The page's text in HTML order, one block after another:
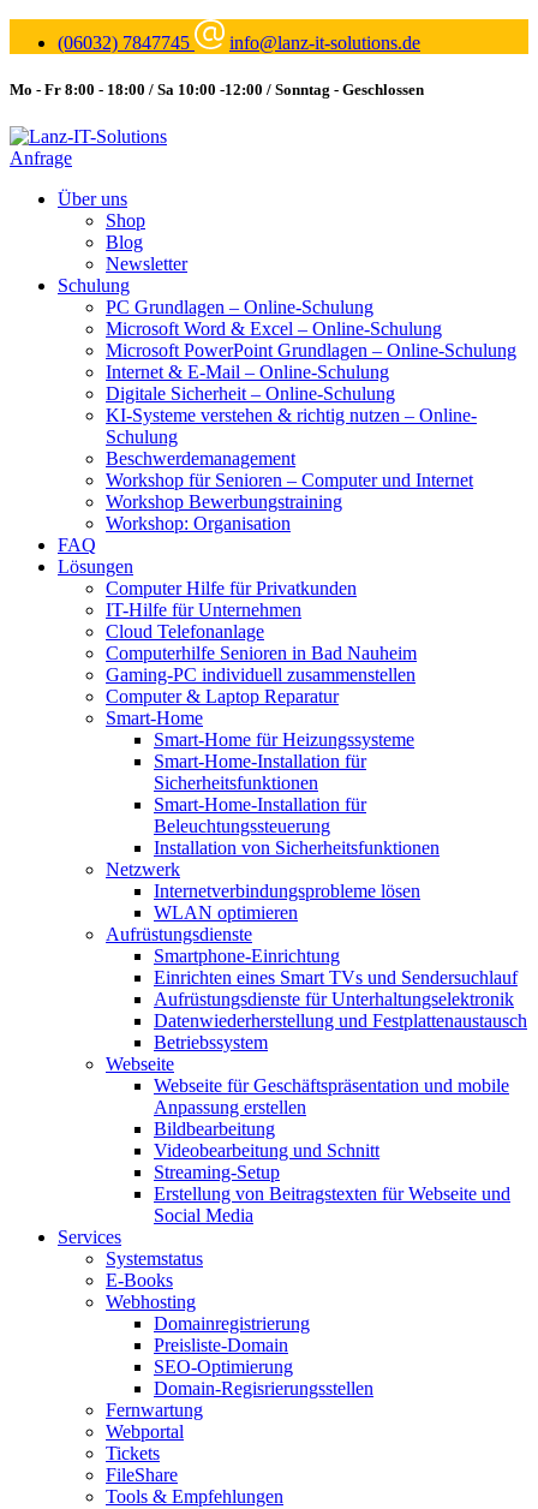
(06032) 7847745 info@lanz-it-solutions.de
Mo - Fr 8:00 - 18:00 / Sa 10:00 -12:00 / Sonntag - Geschlossen
Anfrage
Über uns
Shop
Blog
Newsletter
Schulung
PC Grundlagen – Online-Schulung
Microsoft Word & Excel – Online-Schulung
Microsoft PowerPoint Grundlagen – Online-Schulung
Internet & E-Mail – Online-Schulung
Digitale Sicherheit – Online-Schulung
KI-Systeme verstehen & richtig nutzen – Online-
Schulung
Beschwerdemanagement
Workshop für Senioren – Computer und Internet
Workshop Bewerbungstraining
Workshop: Organisation
FAQ
Lösungen
Computer Hilfe für Privatkunden
IT-Hilfe für Unternehmen
Cloud Telefonanlage
Computerhilfe Senioren in Bad Nauheim
Gaming-PC individuell zusammenstellen
Computer & Laptop Reparatur
Smart-Home
Smart-Home für Heizungssysteme
Smart-Home-Installation für
Sicherheitsfunktionen
Smart-Home-Installation für
Beleuchtungssteuerung
Installation von Sicherheitsfunktionen
Netzwerk
Internetverbindungsprobleme lösen
WLAN optimieren
Aufrüstungsdienste
Smartphone-Einrichtung
Einrichten eines Smart TVs und Sendersuchlauf
Aufrüstungsdienste für Unterhaltungselektronik
Datenwiederherstellung und Festplattenaustausch
Betriebssystem
Webseite
Webseite für Geschäftspräsentation und mobile
Anpassung erstellen
Bildbearbeitung
Videobearbeitung und Schnitt
Streaming-Setup
Erstellung von Beitragstexten für Webseite und
Social Media
Services
Systemstatus
E-Books
Webhosting
Domainregistrierung
Preisliste-Domain
SEO-Optimierung
Domain-Regisrierungsstellen
Fernwartung
Webportal
Tickets
FileShare
Tools & Empfehlungen